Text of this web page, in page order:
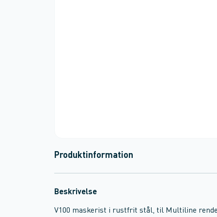
Produktinformation
Beskrivelse
V100 maskerist i rustfrit stål, til Multiline rende